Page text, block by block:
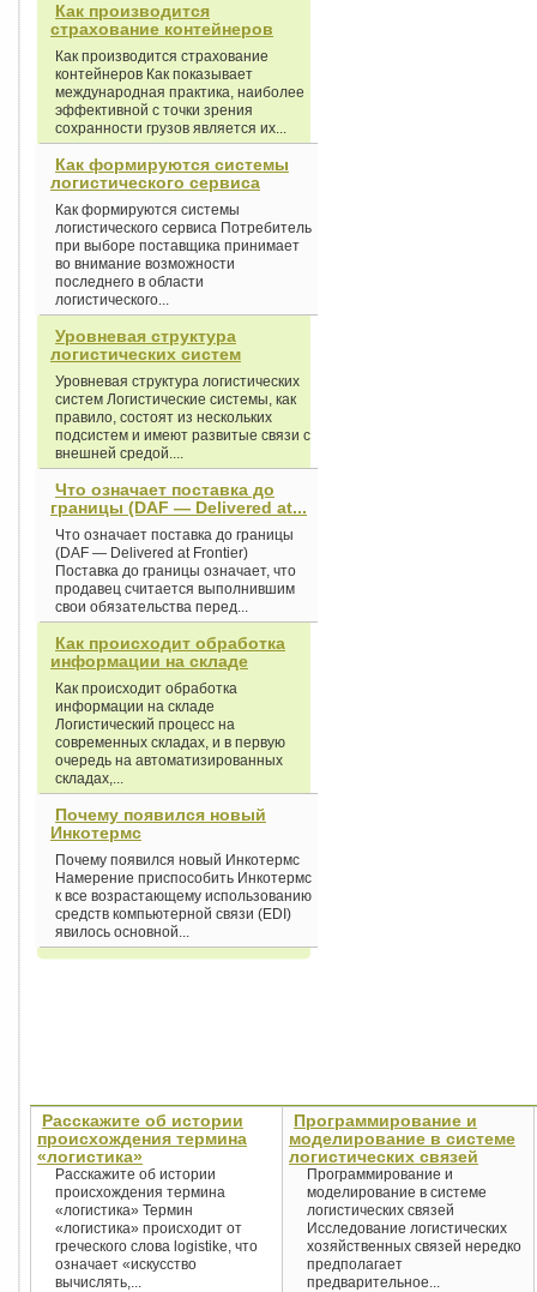
Как производится
страхование контейнеров
Как производится страхование
контейнеров Как показывает
международная практика, наиболее
эффективной с точки зрения
сохранности грузов является их...
Как формируются системы
логистического сервиса
Как формируются системы
логистического сервиса Потребитель
при выборе поставщика принимает
во внимание возможности
последнего в области
логистического...
Уровневая структура
логистических систем
Уровневая структура логистических
систем Логистические системы, как
правило, состоят из нескольких
подсистем и имеют развитые связи с
внешней средой....
Что означает поставка до
границы (DAF — Delivered at...
Что означает поставка до границы
(DAF — Delivered at Frontier)
Поставка до границы означает, что
продавец считается выполнившим
свои обязательства перед...
Как происходит обработка
информации на складе
Как происходит обработка
информации на складе
Логистический процесс на
современных складах, и в первую
очередь на автоматизированных
складах,...
Почему появился новый
Инкотермс
Почему появился новый Инкотермс
Намерение приспособить Инкотермс
к все возрастающему использованию
средств компьютерной связи (EDI)
явилось основной...
Расскажите об истории
происхождения термина
«логистика»
Расскажите об истории
происхождения термина
«логистика» Термин
«логистика» происходит от
греческого слова logistike, что
означает «искусство
вычислять,...
Программирование и
моделирование в системе
логистических связей
Программирование и
моделирование в системе
логистических связей
Исследование логистических
хозяйственных связей нередко
предполагает
предварительное...